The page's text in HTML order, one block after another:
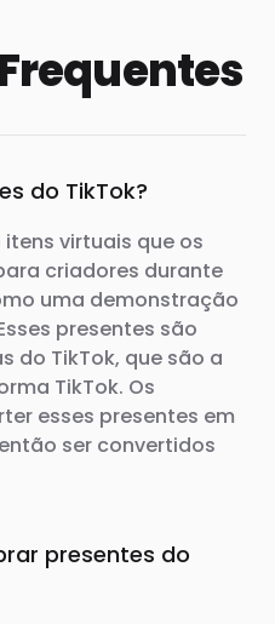
do TikTok?
itens virtuais que os
criadores durante
uma demonstração
presentes são
do TikTok, que são a
TikTok. Os
esses presentes em
ser convertidos
presentes do